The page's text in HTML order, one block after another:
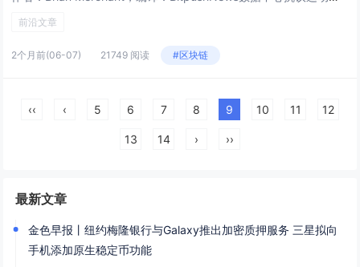
前沿文章
2个月前(06-07) 21749 阅读 #区块链
‹‹ ‹ 5 6 7 8 9 10 11 12
13 14 › ››
最新文章
金色早报丨纽约梅隆银行与Galaxy推出加密质押服务 三星拟向
手机添加原生稳定币功能